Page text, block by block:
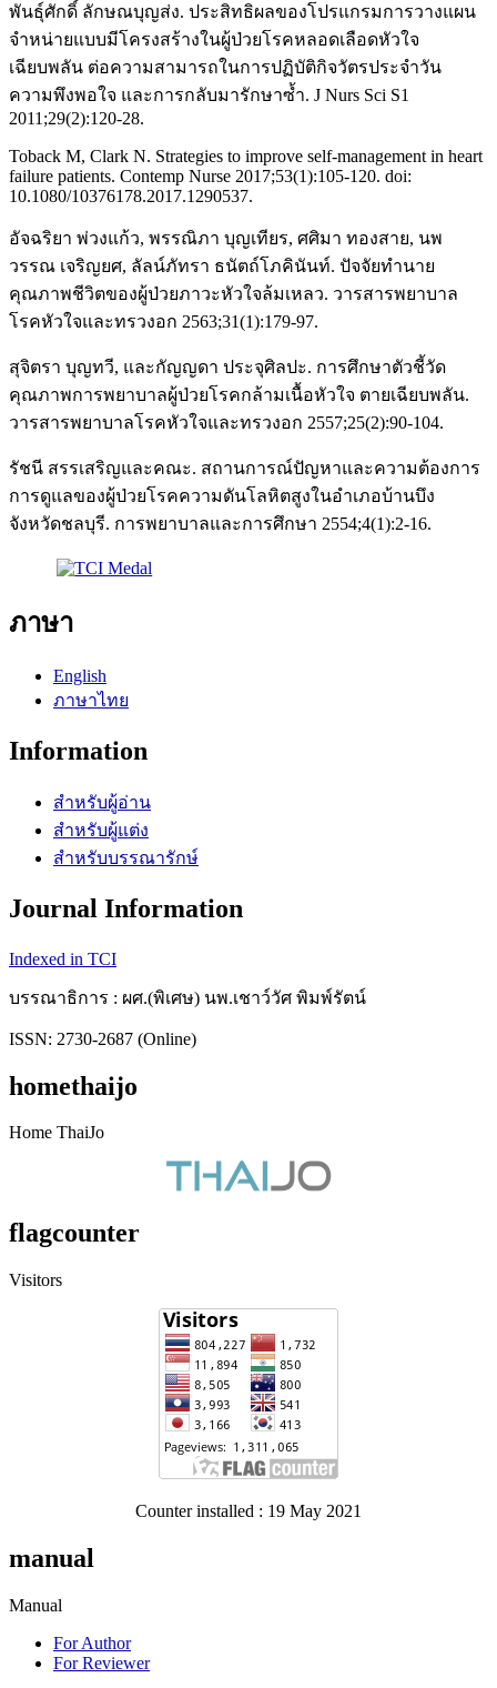
พันธุ์ศักดิ์ ลักษณบุญส่ง. ประสิทธิผลของโปรแกรมการวางแผน
จำหน่ายแบบมีโครงสร้างในผู้ป่วยโรคหลอดเลือดหัวใจ
เฉียบพลัน ต่อความสามารถในการปฏิบัติกิจวัตรประจำวัน
ความพึงพอใจ และการกลับมารักษาซ้ำ. J Nurs Sci S1
2011;29(2):120-28.
Toback M, Clark N. Strategies to improve self-management in heart
failure patients. Contemp Nurse 2017;53(1):105-120. doi:
10.1080/10376178.2017.1290537.
อัจฉริยา พ่วงแก้ว, พรรณิภา บุญเทียร, ศศิมา ทองสาย, นพ
วรรณ เจริญยศ, ลัลน์ภัทรา ธนัตถ์โภคินันท์. ปัจจัยทำนาย
คุณภาพชีวิตของผู้ป่วยภาวะหัวใจล้มเหลว. วารสารพยาบาล
โรคหัวใจและทรวงอก 2563;31(1):179-97.
สุจิตรา บุญทวี, และกัญญดา ประจุศิลปะ. การศึกษาตัวชี้วัด
คุณภาพการพยาบาลผู้ป่วยโรคกล้ามเนื้อหัวใจ ตายเฉียบพลัน.
วารสารพยาบาลโรคหัวใจและทรวงอก 2557;25(2):90-104.
รัชนี สรรเสริญและคณะ. สถานการณ์ปัญหาและความต้องการ
การดูแลของผู้ป่วยโรคความดันโลหิตสูงในอำเภอบ้านบึง
จังหวัดชลบุรี. การพยาบาลและการศึกษา 2554;4(1):2-16.
ภาษา
English
ภาษาไทย
Information
สำหรับผู้อ่าน
สำหรับผู้แต่ง
สำหรับบรรณารักษ์
Journal Information
Indexed in TCI
บรรณาธิการ : ผศ.(พิเศษ) นพ.เชาว์วัศ พิมพ์รัตน์
ISSN: 2730-2687 (Online)
homethaijo
Home ThaiJo
flagcounter
Visitors
Counter installed : 19 May 2021
manual
Manual
For Author
For Reviewer